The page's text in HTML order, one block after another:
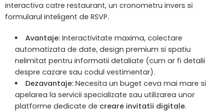
interactiva catre restaurant, un cronometru invers si
formularul inteligent de RSVP.
Avantaje:Interactivitate maxima, colectare
automatizata de date, design premium si spatiu
nelimitat pentru informatii detaliate (cum ar fi detalii
despre cazare sau codul vestimentar).
Dezavantaje:Necesita un buget ceva mai mare si
apelarea la servicii specializate sau utilizarea unor
platforme dedicate de creare invitatii digitale.